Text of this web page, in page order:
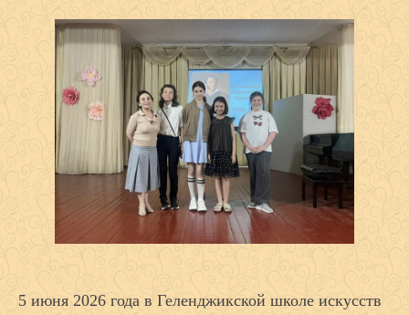
5 июня 2026 года в Геленджикской школе искусств